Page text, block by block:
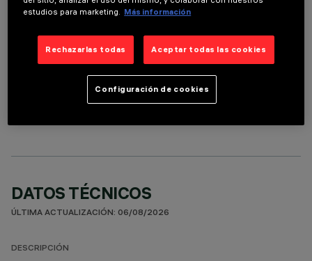
producto:
COMPONENTES OPCIONALES
DATOS TÉCNICOS
ÚLTIMA ACTUALIZACIÓN: 06/08/2026
DESCRIPCIÓN
estudios para marketing.
Más información
Rechazarlas todas Aceptar todas las cookies
Configuración de cookies